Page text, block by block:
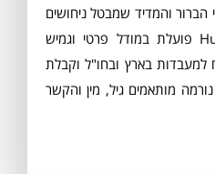
הברור והמדיד שמבטל ניחושים
וממקד טיפול. Human Test פועלת במודל פרטי וגמיש
למעבדות בארץ ובחו"ל וקבלת
מותאמים גיל, מין והקשר